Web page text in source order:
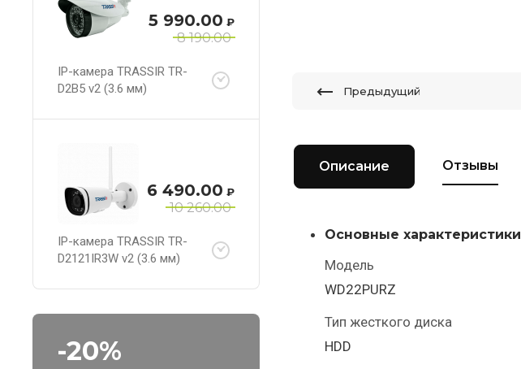
8 190.00
5 990.00 ₽
IP-камера TRASSIR TR-
D2B5 v2 (3.6 мм)
10 260.00
6 490.00 ₽
IP-камера TRASSIR TR-
D2121IR3W v2 (3.6 мм)
-20%
Предыдущий
Описание Отзывы
Основные характеристики
Модель
WD22PURZ
Тип жесткого диска
HDD